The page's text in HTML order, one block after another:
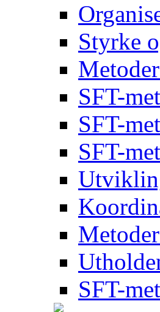
Styrke
SFT-
SFT-
SFT-
SFT-